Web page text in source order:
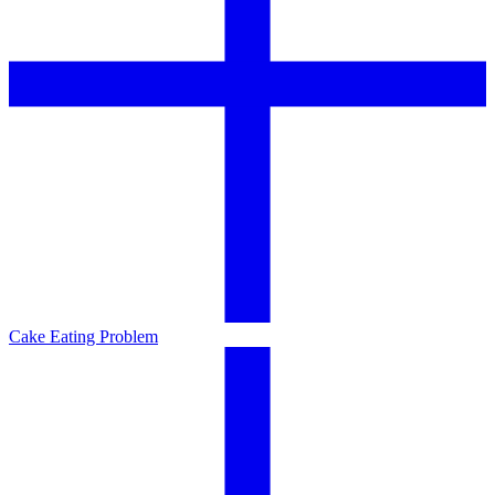
Cake Eating Problem